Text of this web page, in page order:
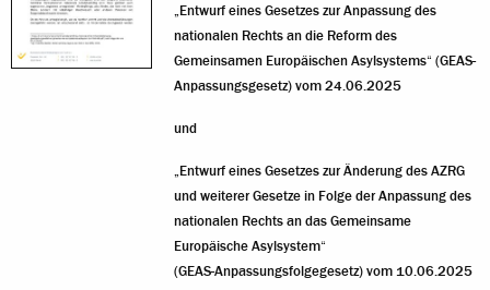
„Entwurf eines Gesetzes zur Anpassung des
nationalen Rechts an die Reform des
Gemeinsamen Europäischen Asylsystems“ (GEAS-
Anpassungsgesetz) vom 24.06.2025
und
„Entwurf eines Gesetzes zur Änderung des AZRG
und weiterer Gesetze in Folge der Anpassung des
nationalen Rechts an das Gemeinsame
Europäische Asylsystem“
(GEAS-Anpassungsfolgegesetz) vom 10.06.2025